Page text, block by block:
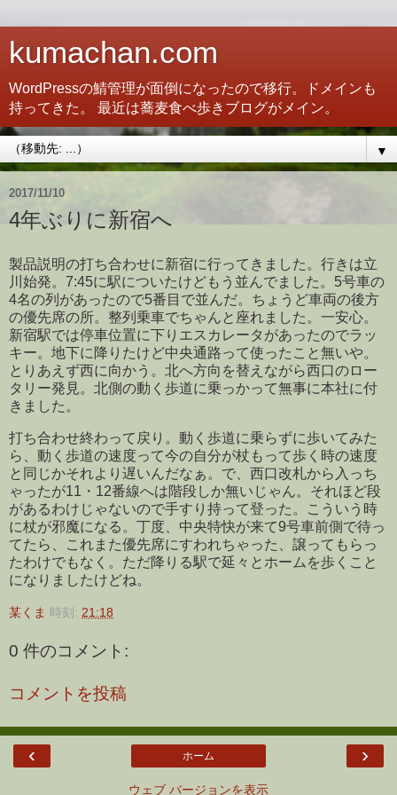
kumachan.com
WordPressの鯖管理が面倒になったので移行。ドメインも
持ってきた。 最近は蕎麦食べ歩きブログがメイン。
▼
2017/11/10
4年ぶりに新宿へ
製品説明の打ち合わせに新宿に行ってきました。行きは立
川始発。7:45に駅についたけどもう並んでました。5号車の
4名の列があったので5番目で並んだ。ちょうど車両の後方
の優先席の所。整列乗車でちゃんと座れました。一安心。
新宿駅では停車位置に下りエスカレータがあったのでラッ
キー。地下に降りたけど中央通路って使ったこと無いや。
とりあえず西に向かう。北へ方向を替えながら西口のロー
タリー発見。北側の動く歩道に乗っかって無事に本社に付
きました。
打ち合わせ終わって戻り。動く歩道に乗らずに歩いてみた
ら、動く歩道の速度って今の自分が杖もって歩く時の速度
と同じかそれより遅いんだなぁ。で、西口改札から入っち
ゃったが11・12番線へは階段しか無いじゃん。それほど段
があるわけじゃないので手すり持って登った。こういう時
に杖が邪魔になる。丁度、中央特快が来て9号車前側で待っ
てたら、これまた優先席にすわれちゃった、譲ってもらっ
たわけでもなく。ただ降りる駅で延々とホームを歩くこと
になりましたけどね。
某くま 時刻: 21:18
0 件のコメント:
コメントを投稿
‹ ›
ホーム
ウェブ バージョンを表示